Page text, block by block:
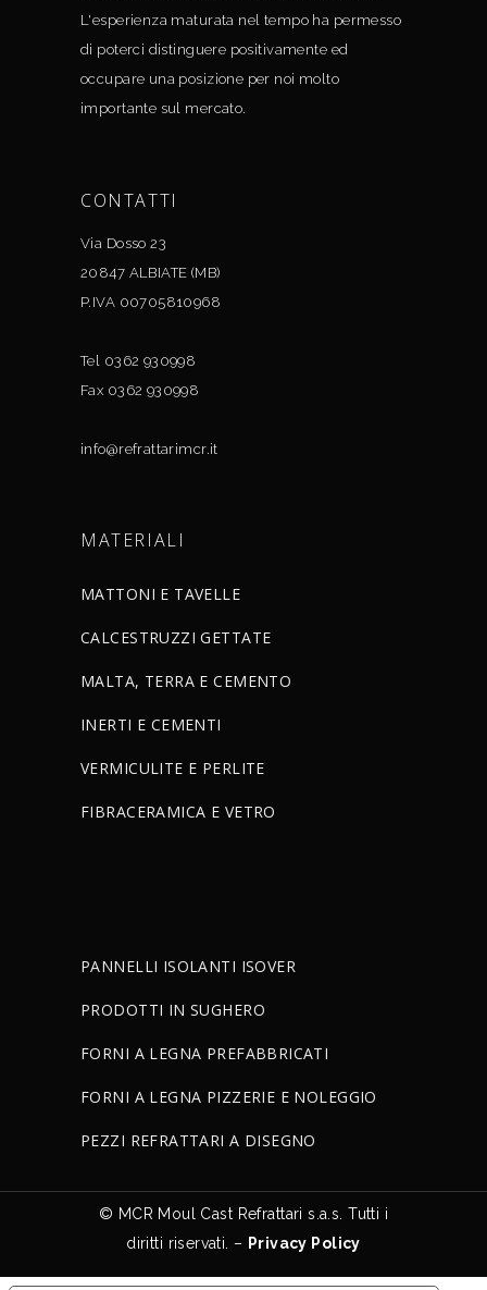
L'esperienza maturata nel tempo ha permesso
di poterci distinguere positivamente ed
occupare una posizione per noi molto
importante sul mercato.
CONTATTI
Via Dosso 23
20847 ALBIATE (MB)
P.IVA 00705810968
Tel 0362 930998
Fax 0362 930998
info@refrattarimcr.it
MATERIALI
MATTONI E TAVELLE
CALCESTRUZZI GETTATE
MALTA, TERRA E CEMENTO
INERTI E CEMENTI
VERMICULITE E PERLITE
FIBRACERAMICA E VETRO
PANNELLI ISOLANTI ISOVER
PRODOTTI IN SUGHERO
FORNI A LEGNA PREFABBRICATI
FORNI A LEGNA PIZZERIE E NOLEGGIO
PEZZI REFRATTARI A DISEGNO
© MCR Moul Cast Refrattari s.a.s. Tutti i
diritti riservati. – Privacy Policy